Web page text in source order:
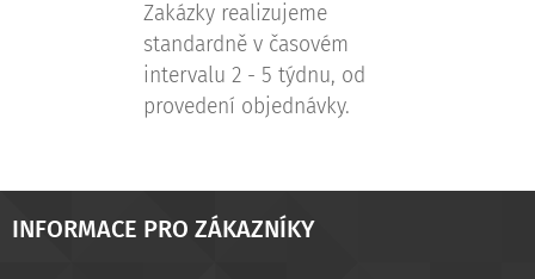
Zakázky realizujeme
standardně v časovém
intervalu 2 - 5 týdnu, od
provedení objednávky.
INFORMACE PRO ZÁKAZNÍKY